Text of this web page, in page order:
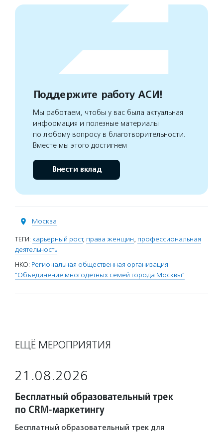
Поддержите работу АСИ!
Мы работаем, чтобы у вас была актуальная
информация и полезные материалы
по любому вопросу в благотворительности.
Вместе мы этого достигнем
Внести вклад
Москва
ТЕГИ: карьерный рост, права женщин, профессиональная
деятельность
НКО: Региональная общественная организация
"Объединение многодетных семей города Москвы"
ЕЩЁ МЕРОПРИЯТИЯ
21.08.2026
Бесплатный образовательный трек
по CRM-маркетингу
Бесплатный образовательный трек для